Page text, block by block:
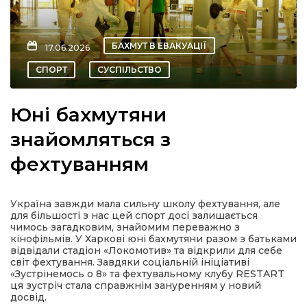
новини
політика
місія
17.06.2026 БАХМУТ В ЕВАКУАЦІЇ
СПОРТ СУСПІЛЬСТВО
Юні бахмутяни
знайомляться з
фехтуванням
Україна завжди мала сильну школу фехтування, але
для більшості з нас цей спорт досі залишається
чимось загадковим, знайомим переважно з
кінофільмів. У Харкові юні бахмутяни разом з батьками
відвідали стадіон «Локомотив» та відкрили для себе
світ фехтування. Завдяки соціальній ініціативі
«Зустрінемось о 8» та фехтувальному клубу RESTART
ця зустріч стала справжнім зануренням у новий
досвід.